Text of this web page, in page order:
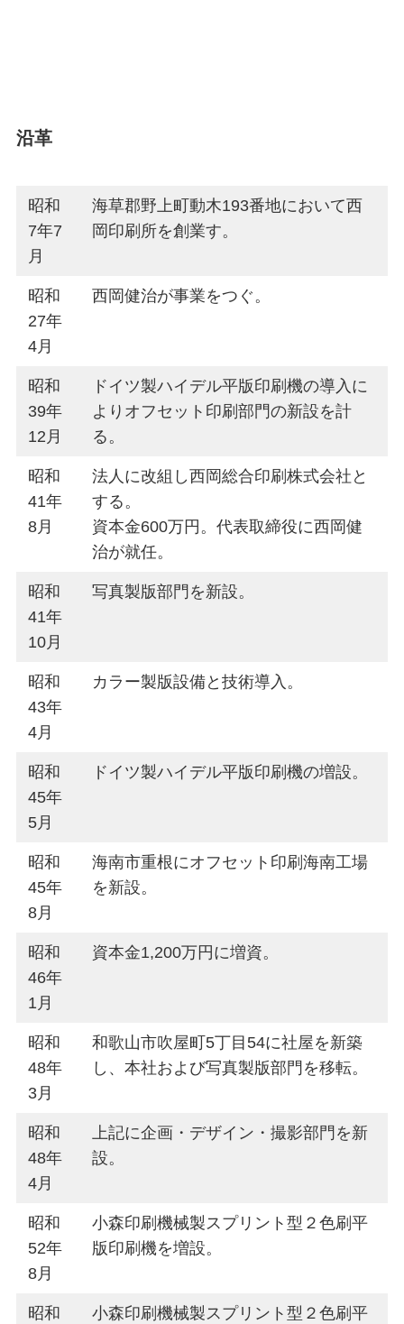
沿革
昭和
7年7
月
海草郡野上町動木193番地において西
岡印刷所を創業す。
昭和
27年
4月
西岡健治が事業をつぐ。
昭和
39年
12月
ドイツ製ハイデル平版印刷機の導入に
よりオフセット印刷部門の新設を計
る。
昭和
41年
8月
法人に改組し西岡総合印刷株式会社と
する。
資本金600万円。代表取締役に西岡健
治が就任。
昭和
41年
10月
写真製版部門を新設。
昭和
43年
4月
カラー製版設備と技術導入。
昭和
45年
5月
ドイツ製ハイデル平版印刷機の増設。
昭和
45年
8月
海南市重根にオフセット印刷海南工場
を新設。
昭和
46年
1月
資本金1,200万円に増資。
昭和
48年
3月
和歌山市吹屋町5丁目54に社屋を新築
し、本社および写真製版部門を移転。
昭和
48年
4月
上記に企画・デザイン・撮影部門を新
設。
昭和
52年
8月
小森印刷機械製スプリント型２色刷平
版印刷機を増設。
昭和
小森印刷機械製スプリント型２色刷平